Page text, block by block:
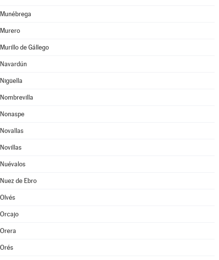
Munébrega
Murero
Murillo de Gállego
Navardún
Nigüella
Nombrevilla
Nonaspe
Novallas
Novillas
Nuévalos
Nuez de Ebro
Olvés
Orcajo
Orera
Orés